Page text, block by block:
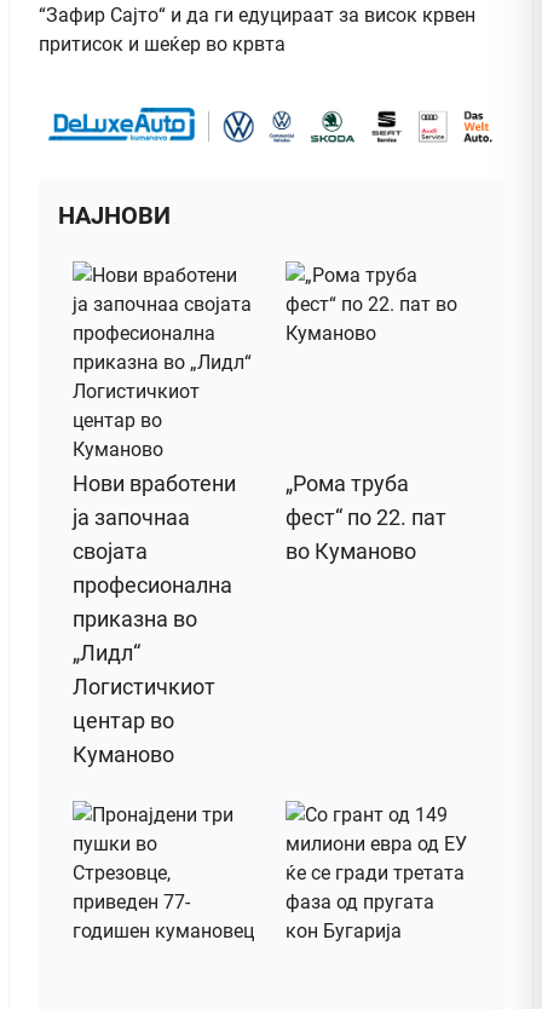
“Зафир Сајто“ и да ги едуцираат за висок крвен
притисок и шеќер во крвта
НАЈНОВИ
Нови вработени
ја започнаа
својата
професионална
приказна во
„Лидл“
Логистичкиот
центар во
Куманово
„Рома труба
фест“ по 22. пат
во Куманово